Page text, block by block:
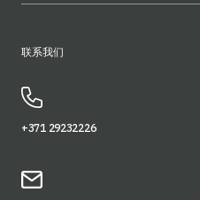
联系我们
+371 29232226